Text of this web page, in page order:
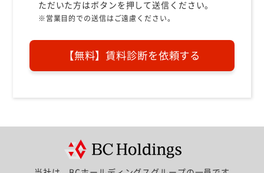
ただいた方はボタンを押して送信ください。
※営業目的での送信はご遠慮ください。